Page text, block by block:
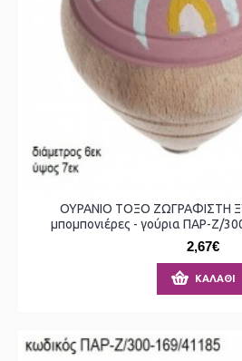
ΟΥΡΑΝΙΟ ΤΟΞΟ ΖΩΓΡΑΦΙΣΤΗ
μπομπονιέρες - γούρια ΠΑΡ-Ζ/
2,67€
ΚΑΛΆΘΙ